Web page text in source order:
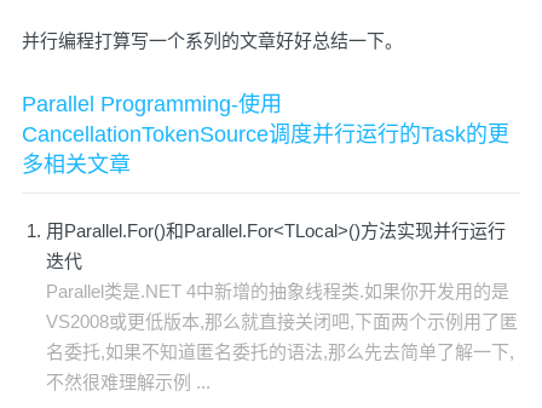
并行编程打算写一个系列的文章好好总结一下。
Parallel Programming-使用
CancellationTokenSource调度并行运行的Task的更
多相关文章
用Parallel.For()和Parallel.For<TLocal>()方法实现并行运行
迭代
Parallel类是.NET 4中新增的抽象线程类.如果你开发用的是
VS2008或更低版本,那么就直接关闭吧,下面两个示例用了匿
名委托,如果不知道匿名委托的语法,那么先去简单了解一下,
不然很难理解示例 ...